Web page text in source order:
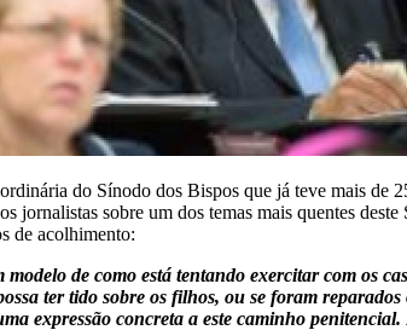
do Sínodo dos Bispos que já teve mais
jornalistas sobre um dos temas mais quentes
de acolhimento:
de como está tentando exercitar com os
ter tido sobre os filhos, ou se foram
expressão concreta a este caminho